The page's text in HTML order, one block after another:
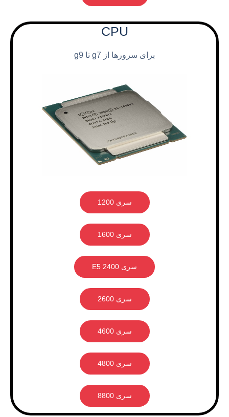
CPU
برای سرورها از g7 تا g9
سری 1200
سری 1600
سری 2400 E5
سری 2600
سری 4600
سری 4800
سری 8800